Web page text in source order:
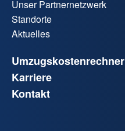
Unser Partnernetzwerk
Standorte
Aktuelles
Umzugskostenrechner
Karriere
Kontakt